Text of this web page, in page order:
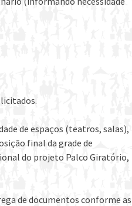
de espaços (teatros, salas),
final da grade de
do projeto Palco Giratório,
de documentos conforme as